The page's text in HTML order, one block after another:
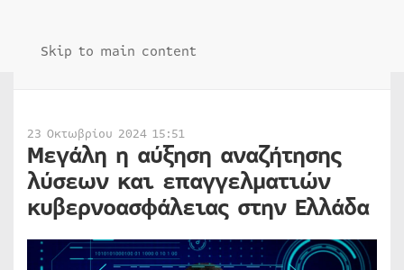
Skip to main content
23 Οκτωβρίου 2024 15:51
Μεγάλη η αύξηση αναζήτησης
λύσεων και επαγγελματιών
κυβερνοασφάλειας στην Ελλάδα